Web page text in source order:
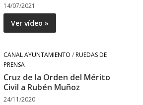
14/07/2021
Ver vídeo »
CANAL AYUNTAMIENTO /RUEDAS DE
PRENSA
Cruz de la Orden del Mérito
Civil a Rubén Muñoz
24/11/2020